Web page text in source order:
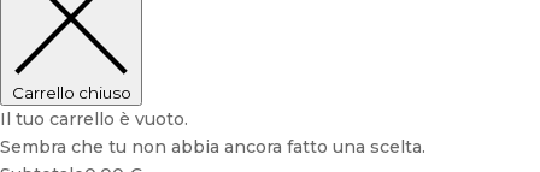
Carrello chiuso
Il tuo carrello è vuoto.
Sembra che tu non abbia ancora fatto una scelta.